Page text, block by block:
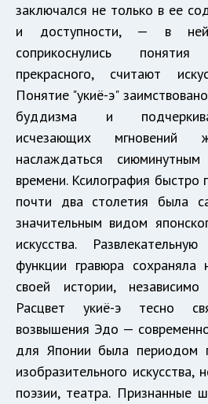
заключался не только в ее
и доступности, — в
соприкоснулись
прекрасного, считают
Понятие "укиё-э"
буддизма и
исчезающих
наслаждаться
времени. Ксилография быстро
почти два столетия была
значительным видом
искусства.
функции гравюра сохраняла
своей истории,
Расцвет укиё-э тесно
возвышения Эдо —
для Японии была периодом
изобразительного
поэзии, театра. Признанные